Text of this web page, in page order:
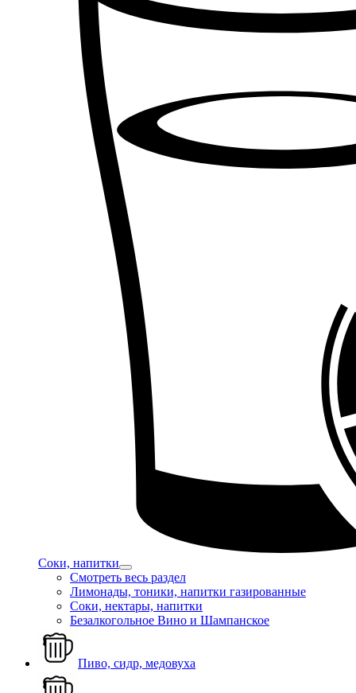
Соки, напитки
Смотреть весь раздел
Лимонады, тоники, напитки газированные
Соки, нектары, напитки
Безалкогольное Вино и Шампанское
Пиво, сидр, медовуха